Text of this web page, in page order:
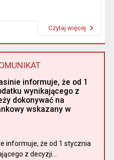
Czytaj więcej
informuje, że od 1
wynikającego z
dokonywać na
wskazany w
informuje, że od 1 stycznia
z decyzji...